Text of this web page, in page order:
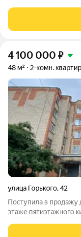
удобная городская
инфраструктуры,
4 100 000 ₽
48 м² 2-комн.
улица Горького,42
Поступила в продажу
этаже пятиэтажного
комнаты площадью 18,7